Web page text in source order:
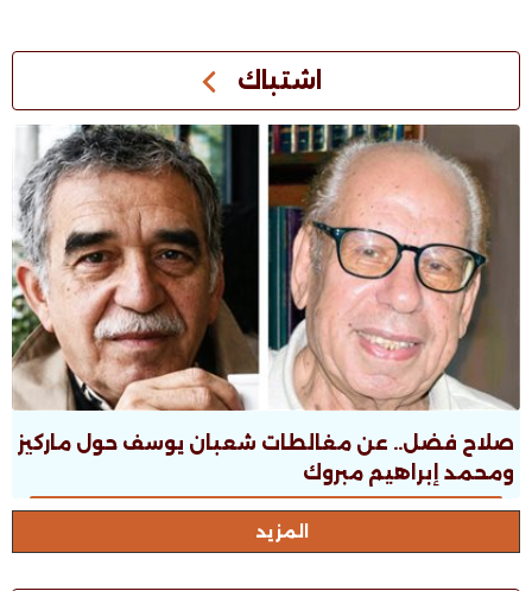
اشتباك
صلاح فضل.. عن مغالطات شعبان يوسف حول ماركيز
ومحمد إبراهيم مبروك
المزيد